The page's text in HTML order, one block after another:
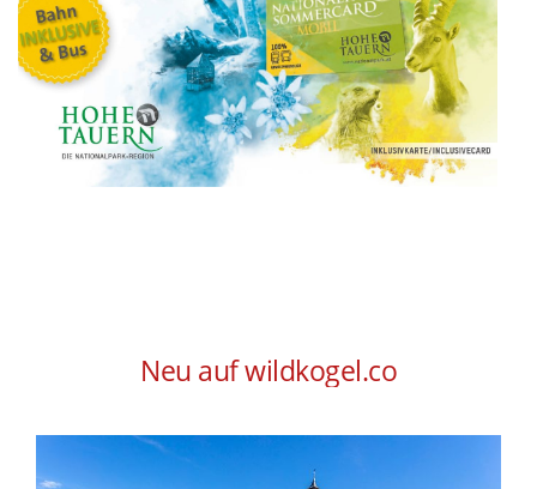
Neu auf wildkogel.co